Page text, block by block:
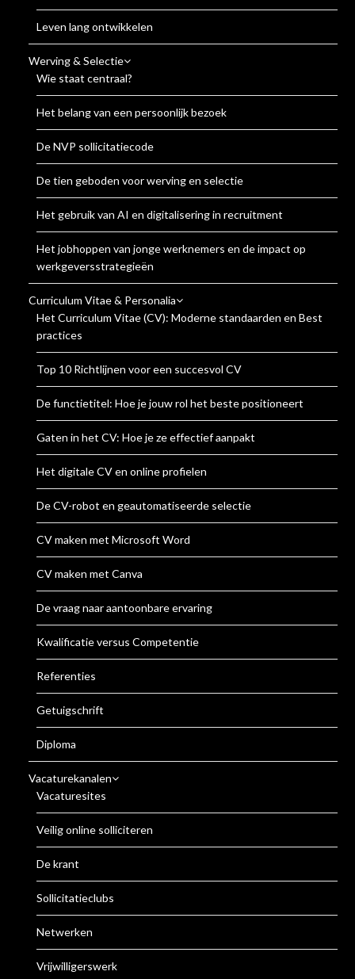
Leven lang ontwikkelen
Werving & Selectie
Wie staat centraal?
Het belang van een persoonlijk bezoek
De NVP sollicitatiecode
De tien geboden voor werving en selectie
Het gebruik van AI en digitalisering in recruitment
Het jobhoppen van jonge werknemers en de impact op
werkgeversstrategieën
Curriculum Vitae & Personalia
Het Curriculum Vitae (CV): Moderne standaarden en Best
practices
Top 10 Richtlijnen voor een succesvol CV
De functietitel: Hoe je jouw rol het beste positioneert
Gaten in het CV: Hoe je ze effectief aanpakt
Het digitale CV en online profielen
De CV-robot en geautomatiseerde selectie
CV maken met Microsoft Word
CV maken met Canva
De vraag naar aantoonbare ervaring
Kwalificatie versus Competentie
Referenties
Getuigschrift
Diploma
Vacaturekanalen
Vacaturesites
Veilig online solliciteren
De krant
Sollicitatieclubs
Netwerken
Vrijwilligerswerk